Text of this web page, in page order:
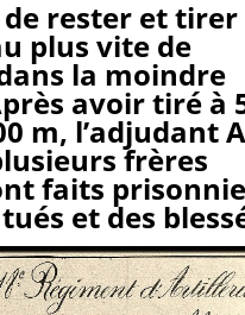
rester et tirer
plus vite de
la moindre
avoir tiré à
m, l’adjudant
frères
faits
et des